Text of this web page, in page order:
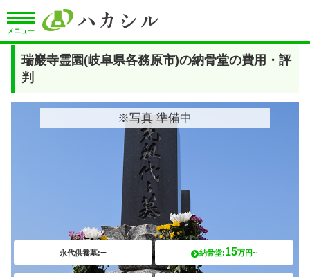
メニュー
瑞巖寺霊園(岐阜県各務原市)の納骨堂の費用・評
判
※写真 準備中
永代供養墓:– 納骨堂:15万円~